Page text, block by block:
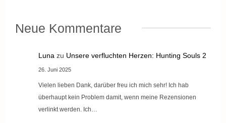
Neue Kommentare
Lunazu Unsere verfluchten Herzen: Hunting Souls 2
26. Juni 2025
Vielen lieben Dank, darüber freu ich mich sehr! Ich hab
überhaupt kein Problem damit, wenn meine Rezensionen
verlinkt werden. Ich…